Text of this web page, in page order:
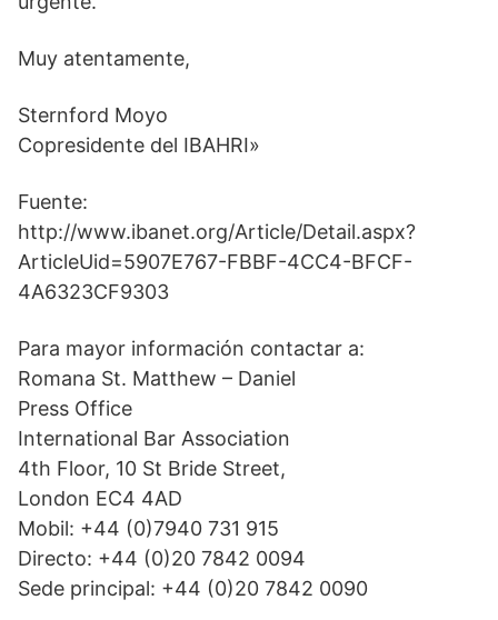
Muy atentamente,
Sternford Moyo
Copresidente del IBAHRI»
Fuente:
http://www.ibanet.org/Article/Detail.aspx?
ArticleUid=5907E767-FBBF-4CC4-BFCF-
4A6323CF9303
Para mayor información contactar a:
Romana St. Matthew – Daniel
Press Office
International Bar Association
4th Floor, 10 St Bride Street,
London EC4 4AD
Mobil: +44 (0)7940 731 915
Directo: +44 (0)20 7842 0094
Sede principal: +44 (0)20 7842 0090